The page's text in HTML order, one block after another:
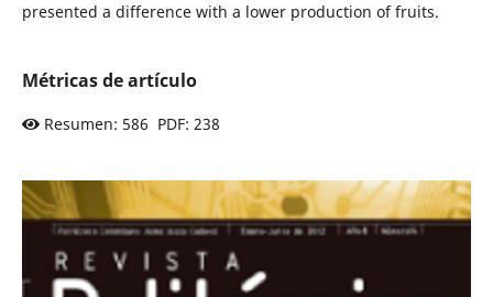
presented a difference with a lower production of fruits.
Métricas de artículo
Resumen: 586 PDF: 238